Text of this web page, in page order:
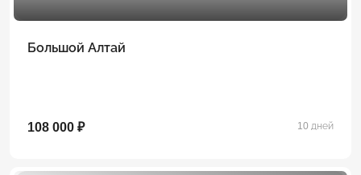
Большой Алтай
108 000 ₽ 10 дней